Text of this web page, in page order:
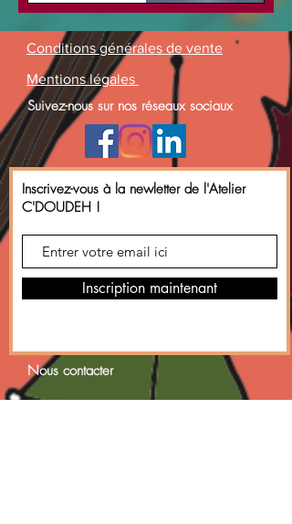
Conditions générales de vente
Mentions légales
Suivez-nous sur nos réseaux sociaux
Inscrivez-vous à la newletter de l'Atelier
C'DOUDEH !
Inscription maintenant
Nous contacter